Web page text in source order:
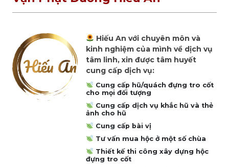
Hiếu An với chuyên môn và
kinh nghiệm của mình về dịch vụ
tâm linh, xin được tâm huyết
cung cấp dịch vụ:
Cung cấp hũ/quách đựng tro cốt
cho mọi đối tượng
Cung cấp dịch vụ khắc hũ và thẻ
ảnh cho hũ
Cung cấp bài vị
Tư vấn mua hộc ở một số chùa
Thiết kế thi công xây dựng hộc
đựng tro cốt